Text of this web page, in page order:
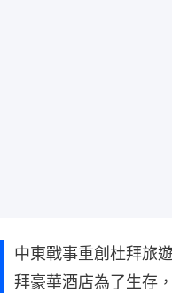
中東戰事重創杜拜旅
拜豪華酒店為了生存